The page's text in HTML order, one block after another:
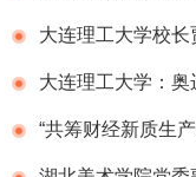
校教师和家属的一封
大连理工大学校
生开学典礼上的致辞
大连理工大学：
“共筹财经新质生